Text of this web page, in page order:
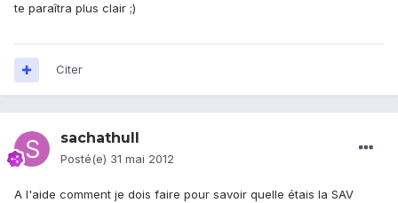
te paraîtra plus clair ;)
Citer
sachathull
Posté(e) 31 mai 2012
A l'aide comment je dois faire pour savoir quelle étais la SAV